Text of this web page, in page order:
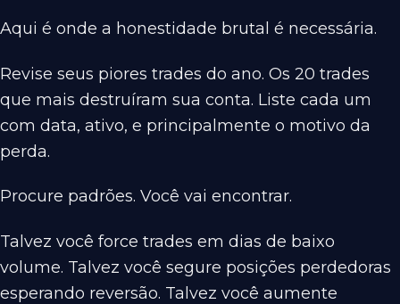
Aqui é onde a honestidade brutal é necessária.
Revise seus piores trades do ano. Os 20 trades
que mais destruíram sua conta. Liste cada um
com data, ativo, e principalmente o motivo da
perda.
Procure padrões. Você vai encontrar.
Talvez você force trades em dias de baixo
volume. Talvez você segure posições perdedoras
esperando reversão. Talvez você aumente